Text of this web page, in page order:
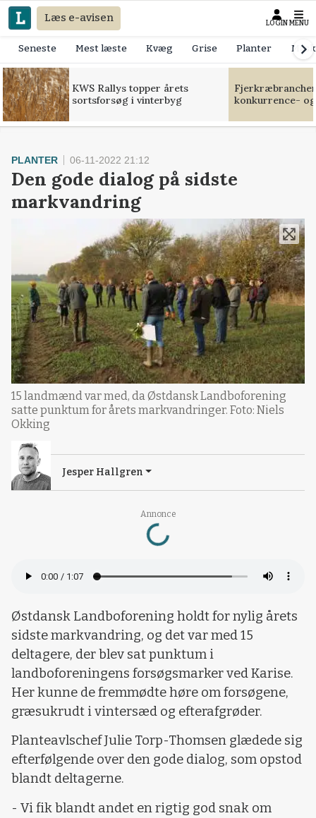
Læs e-avisen LOGIN MENU
Seneste Mest læste Kvæg Grise Planter
KWS Rallys topper årets
sortsforsøg i vinterbyg
konkurrence-
Annonce
Loading...
PLANTER 06-11-2022 21:12
Den gode dialog på sidste
markvandring
15 landmænd var med, da Østdansk Landboforening
satte punktum for årets markvandringer. Foto: Niels
Okking
Jesper Hallgren
Østdansk Landboforening holdt for nylig årets
sidste markvandring, og det var med 15
deltagere, der blev sat punktum i
landboforeningens forsøgsmarker ved Karise.
Her kunne de fremmødte høre om forsøgene,
græsukrudt i vintersæd og efterafgrøder.
Planteavlschef Julie Torp-Thomsen glædede sig
efterfølgende over den gode dialog, som opstod
blandt deltagerne.
- Vi fik blandt andet en rigtig god snak om